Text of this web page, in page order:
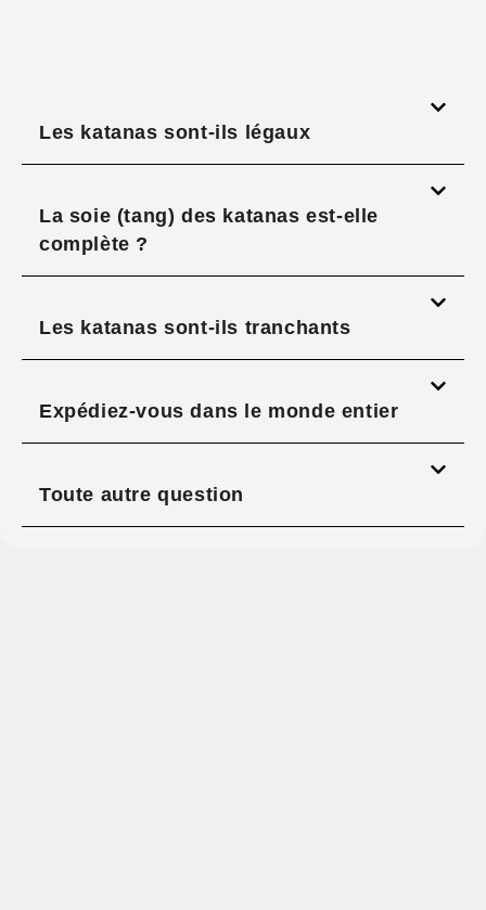
Les katanas sont-ils légaux
La soie (tang) des katanas est-elle
complète ?
Les katanas sont-ils tranchants
Expédiez-vous dans le monde entier
Toute autre question